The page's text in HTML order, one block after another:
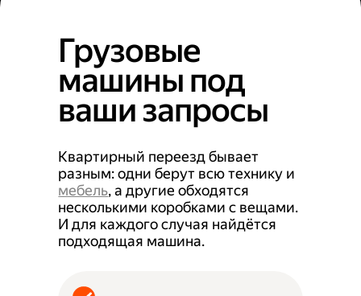
Грузовые
машины под
ваши запросы
Квартирный переезд бывает
разным: одни берут всю технику и
мебель, а другие обходятся
несколькими коробками с вещами.
И для каждого случая найдётся
подходящая машина.